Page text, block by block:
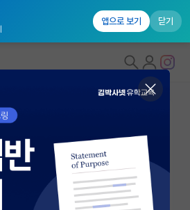
앱으로 보기 닫기